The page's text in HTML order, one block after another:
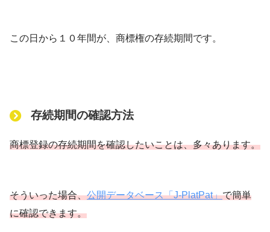
この日から１０年間が、商標権の存続期間です。
存続期間の確認方法
商標登録の存続期間を確認したいことは、多々あります。
そういった場合、公開データベース「J-PlatPat」で簡単
に確認できます。